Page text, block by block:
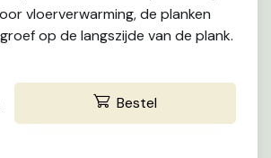
vloerverwarming, de planken
op de langszijde van de plank.
Bestel